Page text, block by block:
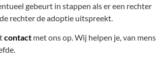
gebeurt in stappen als er een rechter
rechter de adoptie uitspreekt.
contact met ons op. Wij helpen je, van mens